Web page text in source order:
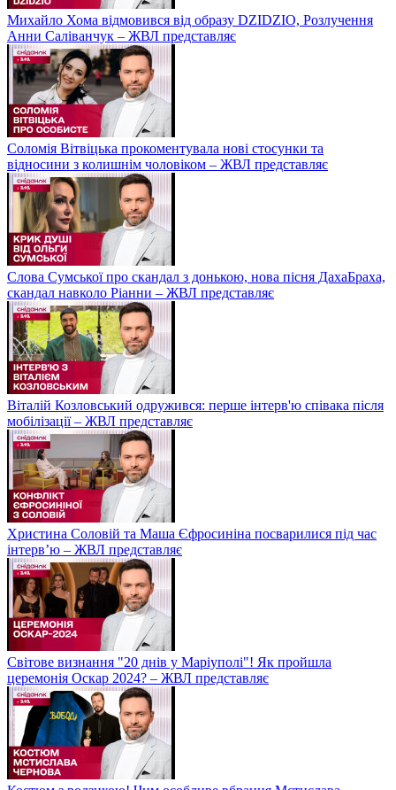
Михайло Хома відмовився від образу DZIDZIO, Розлучення
Анни Саліванчук – ЖВЛ представляє
Соломія Вітвіцька прокоментувала нові стосунки та
відносини з колишнім чоловіком – ЖВЛ представляє
Слова Сумської про скандал з донькою, нова пісня ДахаБраха,
скандал навколо Ріанни – ЖВЛ представляє
Віталій Козловський одружився: перше інтерв'ю співака після
мобілізації – ЖВЛ представляє
Христина Соловій та Маша Єфросиніна посварилися під час
інтерв’ю – ЖВЛ представляє
Світове визнання "20 днів у Маріуполі"! Як пройшла
церемонія Оскар 2024? – ЖВЛ представляє